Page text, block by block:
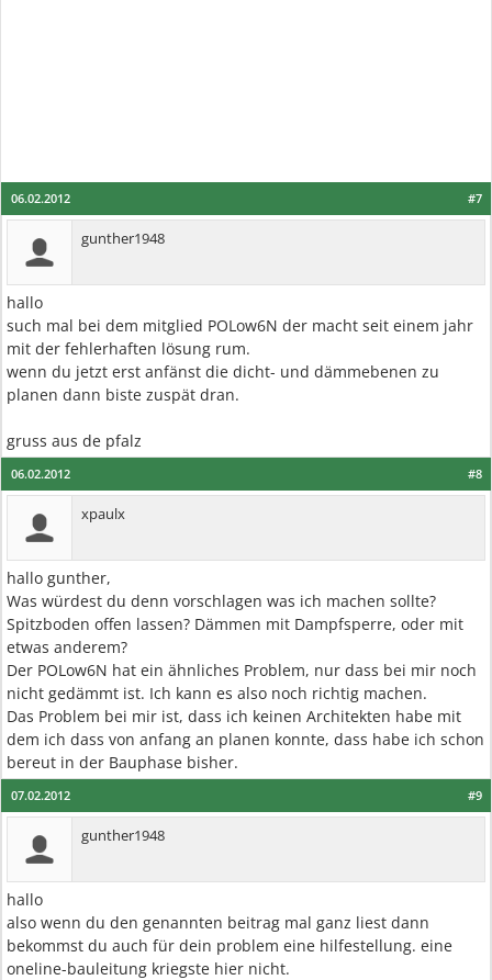
#7
06.02.2012
gunther1948
hallo
such mal bei dem mitglied POLow6N der macht seit einem jahr
mit der fehlerhaften lösung rum.
wenn du jetzt erst anfänst die dicht- und dämmebenen zu
planen dann biste zuspät dran.
gruss aus de pfalz
#8
06.02.2012
xpaulx
hallo gunther,
Was würdest du denn vorschlagen was ich machen sollte?
Spitzboden offen lassen? Dämmen mit Dampfsperre, oder mit
etwas anderem?
Der POLow6N hat ein ähnliches Problem, nur dass bei mir noch
nicht gedämmt ist. Ich kann es also noch richtig machen.
Das Problem bei mir ist, dass ich keinen Architekten habe mit
dem ich dass von anfang an planen konnte, dass habe ich schon
bereut in der Bauphase bisher.
#9
07.02.2012
gunther1948
hallo
also wenn du den genannten beitrag mal ganz liest dann
bekommst du auch für dein problem eine hilfestellung. eine
oneline-bauleitung kriegste hier nicht.